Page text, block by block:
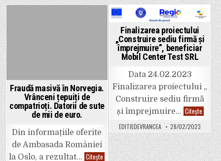
A
Fraudă masivă în Norvegia.
Vrânceni țepuiți de
compatrioți. Datorii de sute
de mii de euro.
Din informațiile oferite
de Ambasada României
la Oslo, a rezultat… Citește Fraudă
Posted
in
Finalizarea proiectului
„Construire sediu firmă și
împrejmuire”, beneficiar
Mobil Center Test SRL
Data 24.02.2023
Finalizarea proiectului „
Construire sediu firmă
și împrejmuire… Citește
sediu
firmă
și
EDITIEDEVRANCEA 28/02/2023